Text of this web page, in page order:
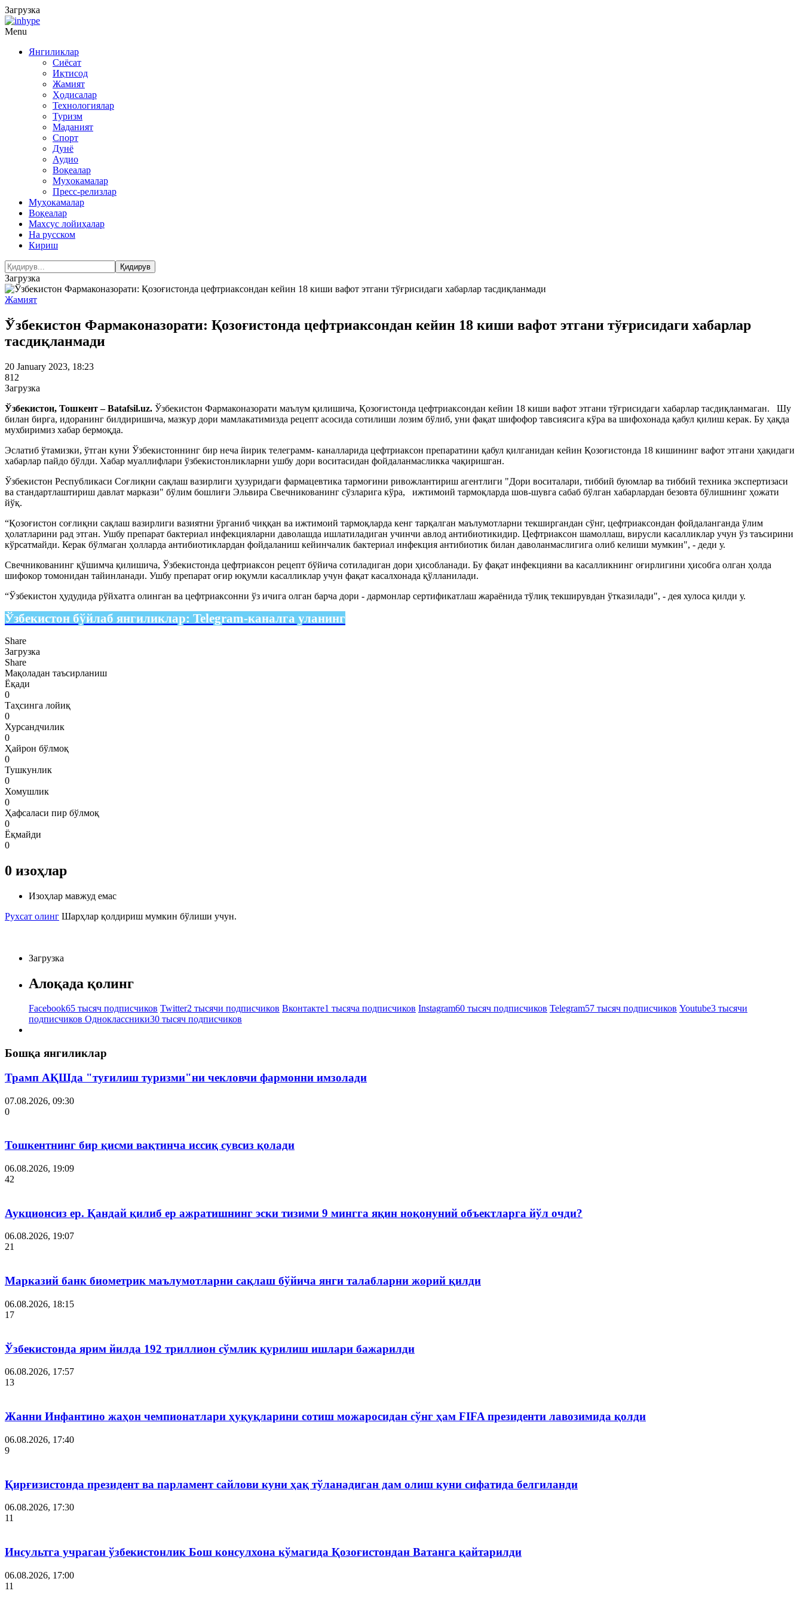
Загрузка
Menu
Янгиликлар
Сиёсат
Иқтисод
Жамият
Ҳодисалар
Технологиялар
Туризм
Маданият
Спорт
Дунё
Аудио
Воқеалар
Муҳокамалар
Пресс-релизлар
Муҳокамалар
Воқеалар
Махсус лойиҳалар
На русском
Кириш
Загрузка
Жамият
Ўзбекистон Фармаконазорати: Қозоғистонда цефтриаксондан кейин 18 киши вафот этгани тўғрисидаги хабарлар
тасдиқланмади
20 January 2023, 18:23
812
Загрузка
Ўзбекистон, Тошкент – Batafsil.uz. Ўзбекистон Фармаконазорати маълум қилишича, Қозоғистонда цефтриаксондан кейин 18 киши вафот этгани тўғрисидаги хабарлар тасдиқланмаган. Шу
билан бирга, идоранинг билдиришича, мазкур дори мамлакатимизда рецепт асосида сотилиши лозим бўлиб, уни фақат шифофор тавсиясига кўра ва шифохонада қабул қилиш керак. Бу ҳақда
мухбиримиз хабар бермоқда.
Эслатиб ўтамизки, ўтган куни Ўзбекистоннинг бир неча йирик телеграмм- каналларида цефтриаксон препаратини қабул қилганидан кейин Қозоғистонда 18 кишининг вафот этгани ҳақидаги
хабарлар пайдо бўлди. Хабар муаллифлари ўзбекистонликларни ушбу дори воситасидан фойдаланмасликка чақиришган.
Ўзбекистон Республикаси Соғлиқни сақлаш вазирлиги ҳузуридаги фармацевтика тармоғини ривожлантириш агентлиги "Дори воситалари, тиббий буюмлар ва тиббий техника экспертизаси
ва стандартлаштириш давлат маркази" бўлим бошлиғи Эльвира Свечникованинг сўзларига кўра, ижтимоий тармоқларда шов-шувга сабаб бўлган хабарлардан безовта бўлишнинг ҳожати
йўқ.
“Қозоғистон соғлиқни сақлаш вазирлиги вазиятни ўрганиб чиққан ва ижтимоий тармоқларда кенг тарқалган маълумотларни текширгандан сўнг, цефтриаксондан фойдаланганда ўлим
ҳолатларини рад этган. Ушбу препарат бактериал инфекцияларни даволашда ишлатиладиган учинчи авлод антибиотикидир. Цефтриаксон шамоллаш, вирусли касалликлар учун ўз таъсирини
кўрсатмайди. Керак бўлмаган ҳолларда антибиотиклардан фойдаланиш кейинчалик бактериал инфекция антибиотик билан даволанмаслигига олиб келиши мумкин", - деди у.
Свечникованинг қўшимча қилишича, Ўзбекистонда цефтриаксон рецепт бўйича сотиладиган дори ҳисобланади. Бу фақат инфекцияни ва касалликнинг оғирлигини ҳисобга олган ҳолда
шифокор томонидан тайинланади. Ушбу препарат оғир юқумли касалликлар учун фақат касалхонада қўлланилади.
“Ўзбекистон ҳудудида рўйхатга олинган ва цефтриаксонни ўз ичига олган барча дори - дармонлар сертификатлаш жараёнида тўлиқ текширувдан ўтказилади", - дея хулоса қилди у.
Ўзбекистон бўйлаб янгиликлар: Telegram-каналга уланинг
Share
Загрузка
Share
Мақоладан таъсирланиш
Ёқади
0
Таҳсинга лойиқ
0
Хурсандчилик
0
Ҳайрон бўлмоқ
0
Тушкунлик
0
Хомушлик
0
Ҳафсаласи пир бўлмоқ
0
Ёқмайди
0
0 изоҳлар
Изоҳлар мавжуд емас
Рухсат олинг Шарҳлар қолдириш мумкин бўлиши учун.
Загрузка
Алоқада қолинг
Facebook65 тысяч подписчиков Twitter2 тысячи подписчиков Вконтакте1 тысяча подписчиков Instagram60 тысяч подписчиков Telegram57 тысяч подписчиков Youtube3 тысячи
подписчиков Одноклассники30 тысяч подписчиков
Бошқа янгиликлар
Трамп АҚШда "туғилиш туризми"ни чекловчи фармонни имзолади
07.08.2026, 09:30
0
Тошкентнинг бир қисми вақтинча иссиқ сувсиз қолади
06.08.2026, 19:09
42
Аукционсиз ер. Қандай қилиб ер ажратишнинг эски тизими 9 мингга яқин ноқонуний объектларга йўл очди?
06.08.2026, 19:07
21
Марказий банк биометрик маълумотларни сақлаш бўйича янги талабларни жорий қилди
06.08.2026, 18:15
17
Ўзбекистонда ярим йилда 192 триллион сўмлик қурилиш ишлари бажарилди
06.08.2026, 17:57
13
Жанни Инфантино жаҳон чемпионатлари ҳуқуқларини сотиш можаросидан сўнг ҳам FIFA президенти лавозимида қолди
06.08.2026, 17:40
9
Қирғизистонда президент ва парламент сайлови куни ҳақ тўланадиган дам олиш куни сифатида белгиланди
06.08.2026, 17:30
11
Инсультга учраган ўзбекистонлик Бош консулхона кўмагида Қозоғистондан Ватанга қайтарилди
06.08.2026, 17:00
11